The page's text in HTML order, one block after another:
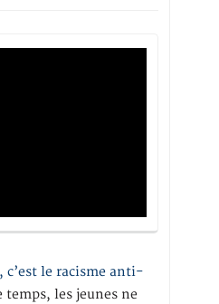
c’est le racisme anti-
temps, les jeunes ne